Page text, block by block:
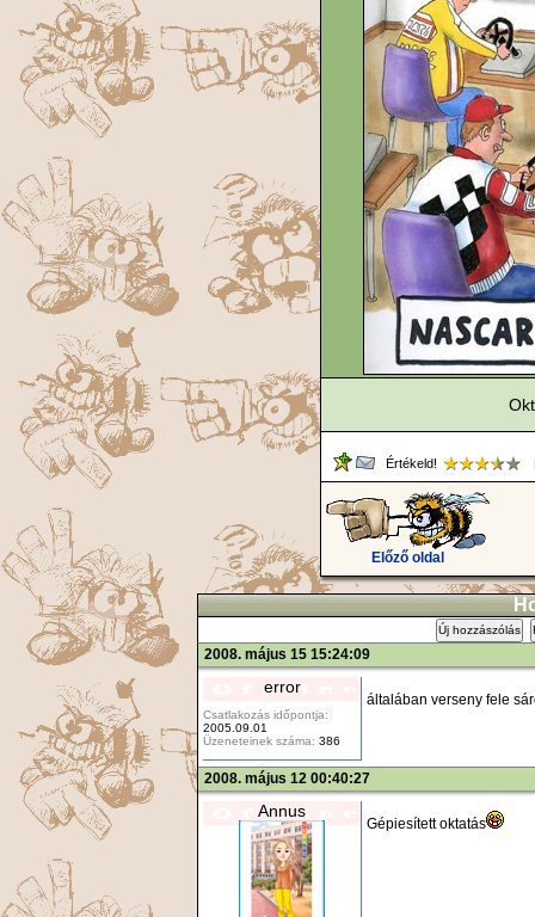
Értékeld!
Előző oldal
Új hozzászólás
2008. május 15 15:24:09
error
Csatlakozás időpontja:
2005.09.01
Üzeneteinek száma: 386
általában verseny fele
2008. május 12 00:40:27
Annus
Gépiesített oktatás